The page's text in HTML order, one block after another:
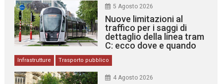
5 Agosto 2026
Nuove limitazioni al
traffico per i saggi di
dettaglio della linea tram
C: ecco dove e quando
Infrastrutture Trasporto pubblico
4 Agosto 2026